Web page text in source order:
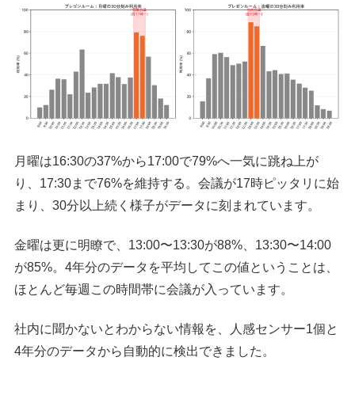
月曜は16:30の37%から17:00で79%へ一気に跳ね上が
り、17:30まで76%を維持する。会議が17時ピッタリに始
まり、30分以上続く様子がデータに刻まれています。
金曜は更に明瞭で、13:00〜13:30が88%、13:30〜14:00
が85%。4年分のデータを平均してこの値ということは、
ほとんど毎週この時間帯に会議が入っています。
社内に聞かないとわからない情報を、人感センサー1個と
4年分のデータから自動的に検出できました。